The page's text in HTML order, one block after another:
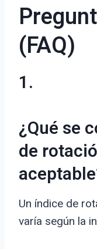
(FAQ)
1.
¿Qué se
de
Un índice de
varía según la